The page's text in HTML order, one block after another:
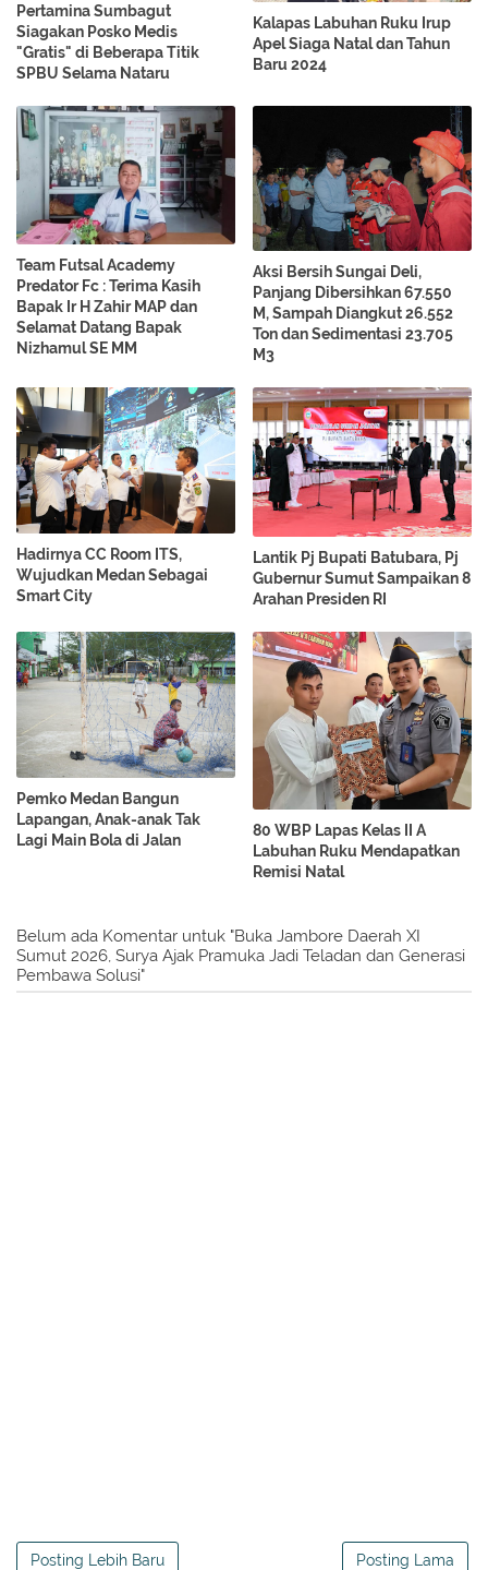
Pertamina Sumbagut
Siagakan Posko Medis
"Gratis" di Beberapa Titik
SPBU Selama Nataru
Kalapas Labuhan Ruku Irup
Apel Siaga Natal dan Tahun
Baru 2024
Team Futsal Academy
Predator Fc : Terima Kasih
Bapak Ir H Zahir MAP dan
Selamat Datang Bapak
Nizhamul SE MM
Aksi Bersih Sungai Deli,
Panjang Dibersihkan 67.550
M, Sampah Diangkut 26.552
Ton dan Sedimentasi 23.705
M3
Hadirnya CC Room ITS,
Wujudkan Medan Sebagai
Smart City
Lantik Pj Bupati Batubara, Pj
Gubernur Sumut Sampaikan 8
Arahan Presiden RI
Pemko Medan Bangun
Lapangan, Anak-anak Tak
Lagi Main Bola di Jalan
80 WBP Lapas Kelas II A
Labuhan Ruku Mendapatkan
Remisi Natal
Belum ada Komentar untuk "Buka Jambore Daerah XI
Sumut 2026, Surya Ajak Pramuka Jadi Teladan dan Generasi
Pembawa Solusi"
Posting Lebih Baru Posting Lama